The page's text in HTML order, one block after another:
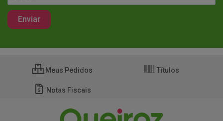
Meus Pedidos Títulos
Notas Fiscais